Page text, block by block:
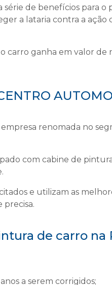
série de benefícios para
a lataria contra a ação
ganha em valor de
renomada no
com cabine de
e utilizam as
de carro na
a serem corrigidos;